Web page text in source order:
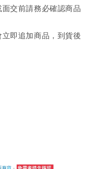
交前請務必確認商品
即追加商品，到貨後